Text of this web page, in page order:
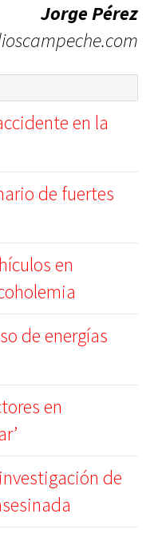
Jorge Pérez
en la
de fuertes
en
de energías
en
de